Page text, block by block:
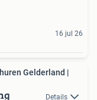
16 jul 26
Gelderland |
Details